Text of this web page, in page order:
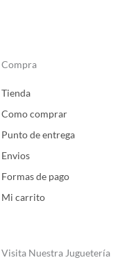
Compra
Tienda
Como comprar
Punto de entrega
Envios
Formas de pago
Mi carrito
Visita Nuestra Juguetería